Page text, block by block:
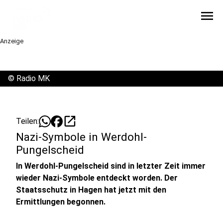
menu
Anzeige
© Radio MK
Teilen: open_in_new
Nazi-Symbole in Werdohl-
Pungelscheid
In Werdohl-Pungelscheid sind in letzter Zeit immer
wieder Nazi-Symbole entdeckt worden. Der
Staatsschutz in Hagen hat jetzt mit den
Ermittlungen begonnen.